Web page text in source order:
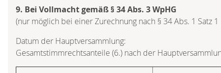
9. Bei Vollmacht gemäß § 34 Abs. 3 WpHG
(nur möglich bei einer Zurechnung nach § 34 Abs. 1 Satz
Datum der Hauptversammlung:
Gesamtstimmrechtsanteile (6.) nach der